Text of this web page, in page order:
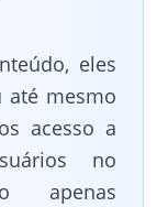
eles
até mesmo
acesso a
no
apenas